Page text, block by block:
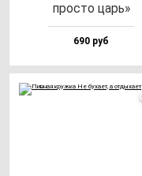
прос­то царь»
690 руб